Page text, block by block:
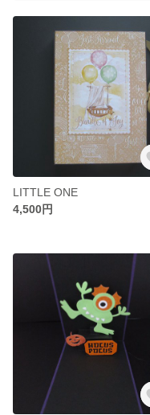
LITTLE ONE
4,500円